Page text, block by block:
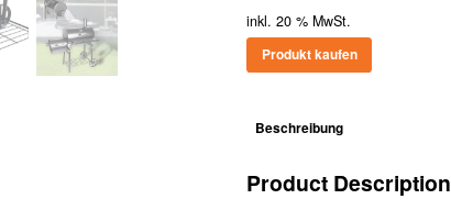
inkl. 20 % MwSt.
Produkt kaufen
Beschreibung
Product Description